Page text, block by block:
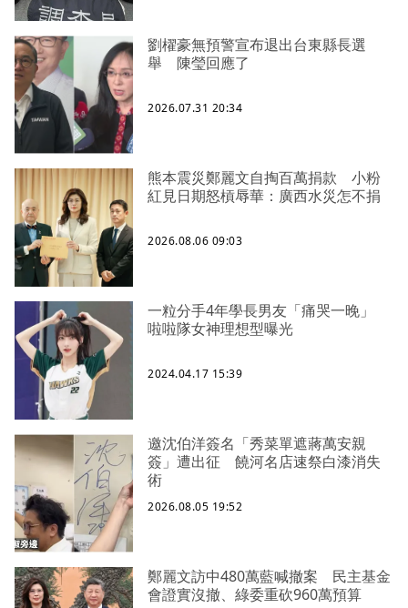
劉櫂豪無預警宣布退出台東縣長選
舉 陳瑩回應了
2026.07.31 20:34
熊本震災鄭麗文自掏百萬捐款 小粉
紅見日期怒槓辱華：廣西水災怎不捐
2026.08.06 09:03
一粒分手4年學長男友「痛哭一晚」
啦啦隊女神理想型曝光
2024.04.17 15:39
邀沈伯洋簽名「秀菜單遮蔣萬安親
簽」遭出征 饒河名店速祭白漆消失
術
2026.08.05 19:52
鄭麗文訪中480萬藍喊撤案 民主基金
會證實沒撤、綠委重砍960萬預算